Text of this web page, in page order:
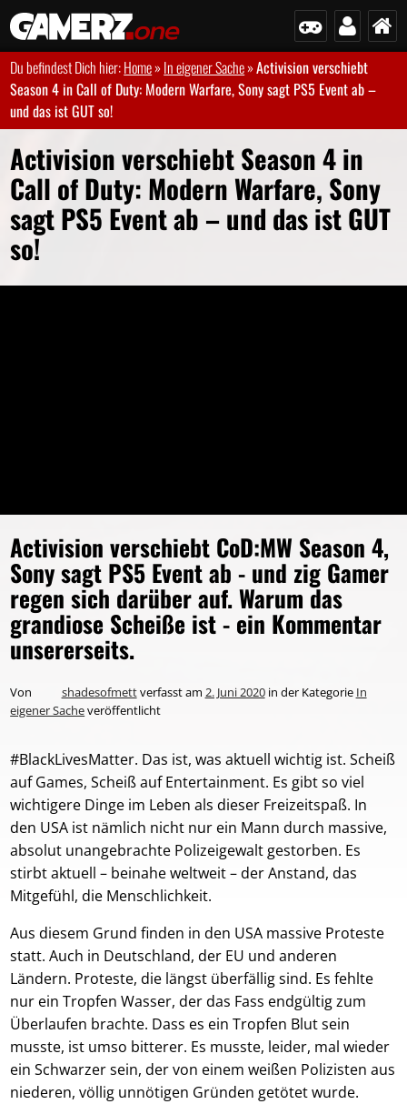
Du befindest Dich hier:Home»In eigener Sache»Activision verschiebt
Season 4 in Call of Duty: Modern Warfare, Sony sagt PS5 Event ab –
und das ist GUT so!
Activision verschiebt Season 4 in
Call of Duty: Modern Warfare, Sony
sagt PS5 Event ab – und das ist GUT
so!
Activision verschiebt CoD:MW Season 4,
Sony sagt PS5 Event ab - und zig Gamer
regen sich darüber auf. Warum das
grandiose Scheiße ist - ein Kommentar
unsererseits.
Von Autor
shadesofmettverfasst am 2. Juni 2020in der Kategorie In
eigener Sacheveröffentlicht
#BlackLivesMatter. Das ist, was aktuell wichtig ist. Scheiß
auf Games, Scheiß auf Entertainment. Es gibt so viel
wichtigere Dinge im Leben als dieser Freizeitspaß. In
den USA ist nämlich nicht nur ein Mann durch massive,
absolut unangebrachte Polizeigewalt gestorben. Es
stirbt aktuell – beinahe weltweit – der Anstand, das
Mitgefühl, die Menschlichkeit.
Aus diesem Grund finden in den USA massive Proteste
statt. Auch in Deutschland, der EU und anderen
Ländern. Proteste, die längst überfällig sind. Es fehlte
nur ein Tropfen Wasser, der das Fass endgültig zum
Überlaufen brachte. Dass es ein Tropfen Blut sein
musste, ist umso bitterer. Es musste, leider, mal wieder
ein Schwarzer sein, der von einem weißen Polizisten aus
niederen, völlig unnötigen Gründen getötet wurde.